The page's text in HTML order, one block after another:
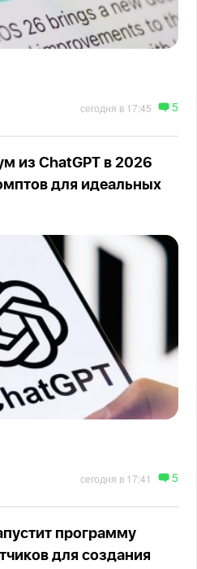
сегодня в 17:45 5
из ChatGPT в 2026
для идеальных
сегодня в 17:41 5
программу
для создания